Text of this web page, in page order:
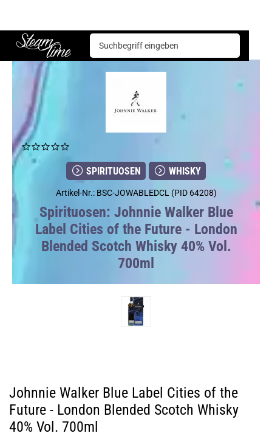
Steam time
Spirituosen Whisky Johnnie Walker Blue Label Cities of the Future - London Blended Scotch Whisky 40% Vol. 700ml
SPIRITUOSEN WHISKY
Artikel-Nr.: BSC-JOWABLEDCL (PID 64208)
Spirituosen: Johnnie Walker Blue
Label Cities of the Future - London
Blended Scotch Whisky 40% Vol.
700ml
Johnnie Walker Blue Label Cities of the
Future - London Blended Scotch Whisky
40% Vol. 700ml